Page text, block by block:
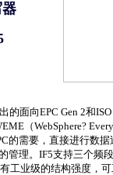
的面向EPC Gen 2和
（WebSphere?
的需要，直接进行数
管理。IF5支持三个频
工业级的结构强度，可